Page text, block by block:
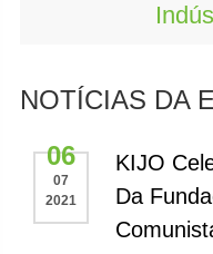
NOTÍCIAS DA
06
07
2021
KIJO
Da